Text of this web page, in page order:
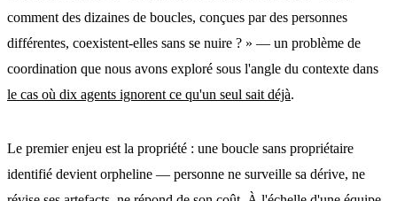
comment des dizaines de boucles, conçues par des personnes
différentes, coexistent-elles sans se nuire ? » — un problème de
coordination que nous avons exploré sous l'angle du contexte dans
le cas où dix agents ignorent ce qu'un seul sait déjà.
Le premier enjeu est la propriété : une boucle sans propriétaire
identifié devient orpheline — personne ne surveille sa dérive, ne